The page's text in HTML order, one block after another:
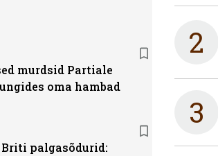
murdsid Partiale
oma hambad
palgasõdurid:
2
3